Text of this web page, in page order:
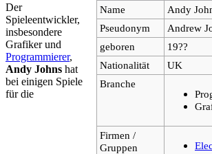
Name
Andy
Pseudonym
Andrew
geboren
19??
Nationalität
UK
Branche
Firmen /
Gruppen
Der
Spieleentwickler,
insbesondere
Grafiker und
Programmierer,
Andy Johns hat
bei einigen Spiele
für die